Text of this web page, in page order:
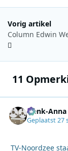
Vorig artikel
11
Henk-
Geplaatst27
TV-Noordzee